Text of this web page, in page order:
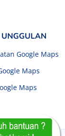
Google Maps
Maps
Maps